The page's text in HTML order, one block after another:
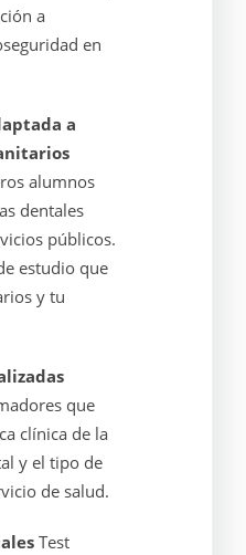
a
en
a
alumnos
dentales
públicos.
estudio que
y tu
que
clínica de la
y el tipo de
de salud.
Test